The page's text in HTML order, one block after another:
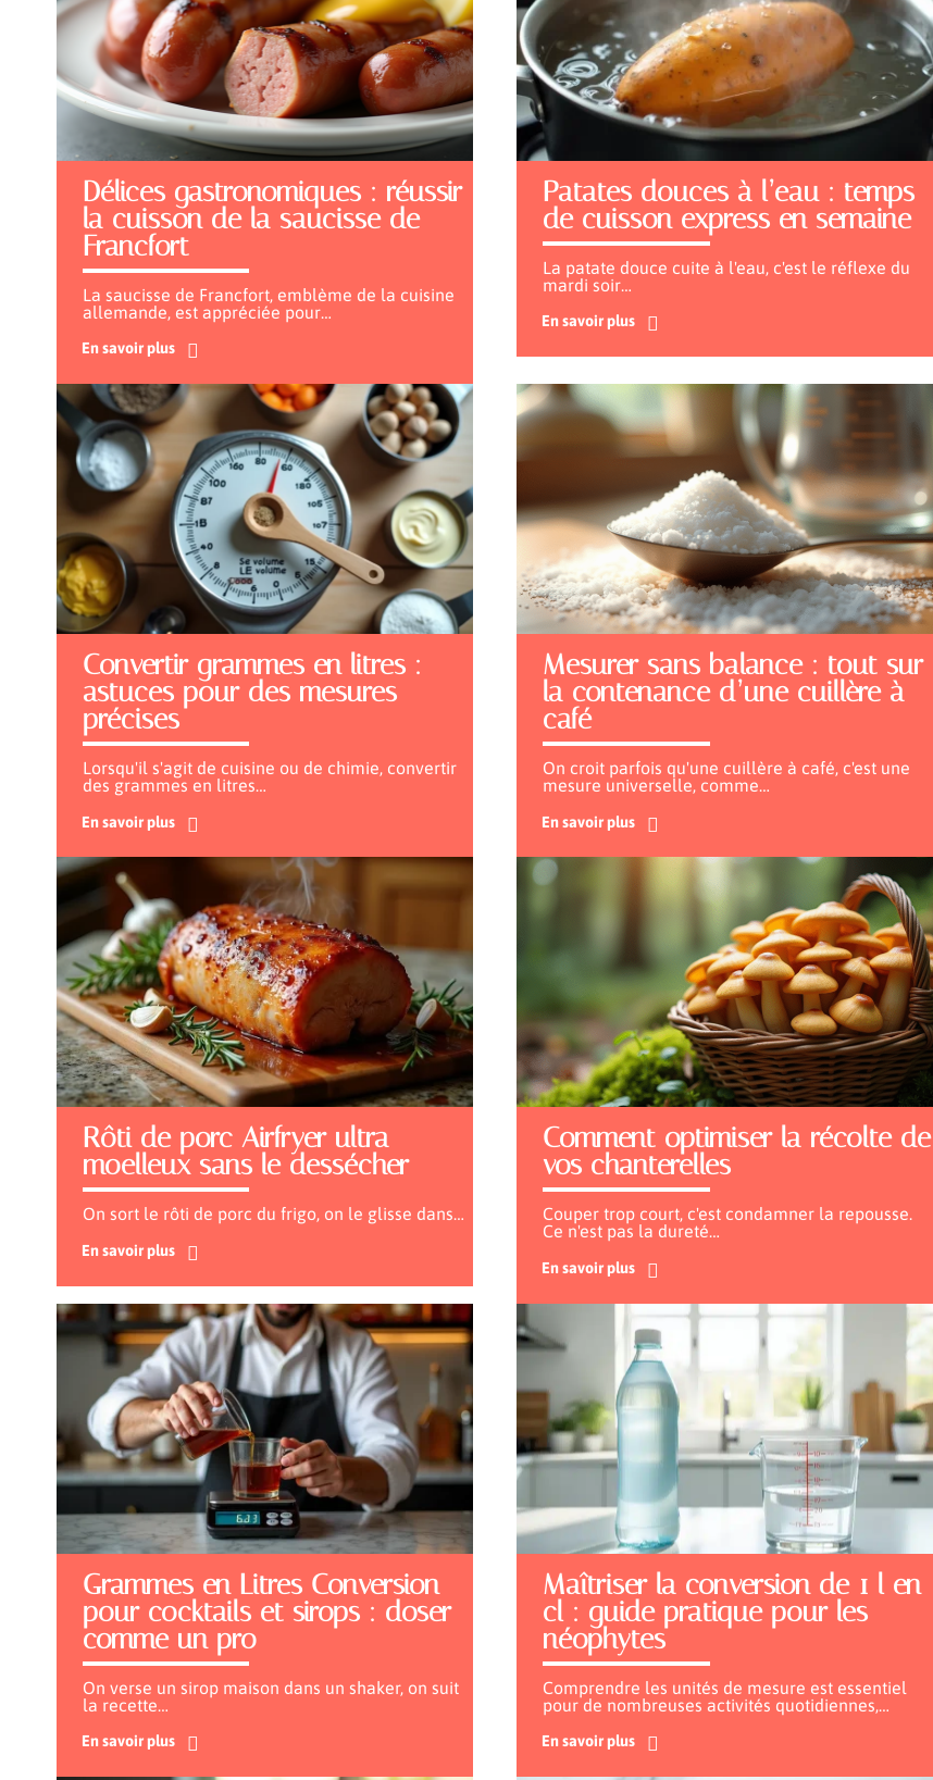
Délices gastronomiques : réussir
la cuisson de la saucisse de
Francfort
La saucisse de Francfort, emblème de la cuisine
allemande, est appréciée pour…
En savoir plus
Patates douces à l’eau : temps
de cuisson express en semaine
La patate douce cuite à l'eau, c'est le réflexe du
mardi soir…
En savoir plus
Convertir grammes en litres :
astuces pour des mesures
précises
Lorsqu'il s'agit de cuisine ou de chimie, convertir
des grammes en litres…
En savoir plus
Mesurer sans balance : tout sur
la contenance d’une cuillère à
café
On croit parfois qu'une cuillère à café, c'est une
mesure universelle, comme…
En savoir plus
Rôti de porc Airfryer ultra
moelleux sans le dessécher
On sort le rôti de porc du frigo, on le glisse dans…
En savoir plus
Comment optimiser la récolte de
vos chanterelles
Couper trop court, c'est condamner la repousse.
Ce n'est pas la dureté…
En savoir plus
Grammes en Litres Conversion
pour cocktails et sirops : doser
comme un pro
On verse un sirop maison dans un shaker, on suit
la recette
En savoir plus
Maîtriser la conversion de 1 l en
cl : guide pratique pour les
néophytes
Comprendre les unités de mesure est essentiel
pour de nombreuses activités quotidiennes,
En savoir plus